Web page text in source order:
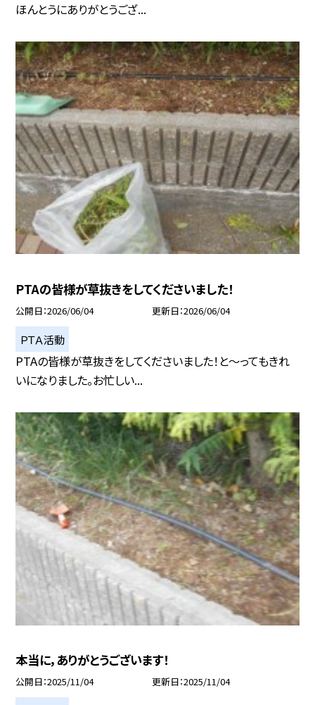
ほんとうにありがとうござ...
PTAの皆様が草抜きをしてくださいました！
公開日 2026/06/04 更新日 2026/06/04
ＰＴＡ活動
PTAの皆様が草抜きをしてくださいました！と～ってもきれ
いになりました。お忙しい...
本当に，ありがとうございます！
公開日 2025/11/04 更新日 2025/11/04